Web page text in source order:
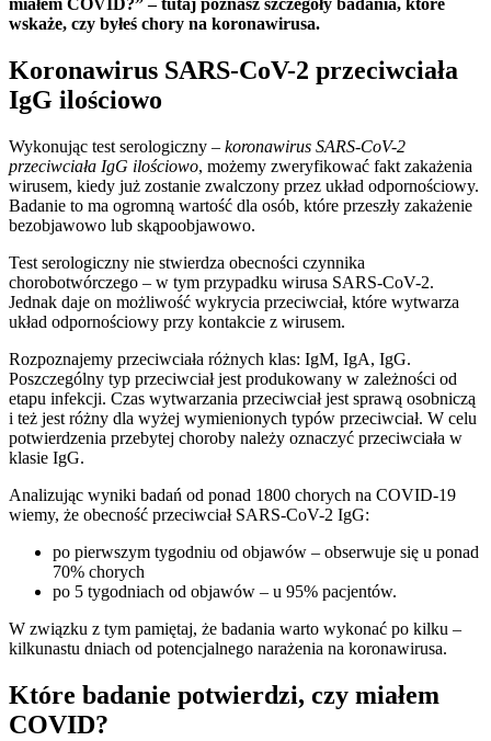
miałem COVID?” – tutaj poznasz szczegóły badania, które
wskaże, czy byłeś chory na koronawirusa.
Koronawirus SARS-CoV-2 przeciwciała
IgG ilościowo
Wykonując test serologiczny – koronawirus SARS-CoV-2
przeciwciała IgG ilościowo, możemy zweryfikować fakt zakażenia
wirusem, kiedy już zostanie zwalczony przez układ odpornościowy.
Badanie to ma ogromną wartość dla osób, które przeszły zakażenie
bezobjawowo lub skąpoobjawowo.
Test serologiczny nie stwierdza obecności czynnika
chorobotwórczego – w tym przypadku wirusa SARS-CoV-2.
Jednak daje on możliwość wykrycia przeciwciał, które wytwarza
układ odpornościowy przy kontakcie z wirusem.
Rozpoznajemy przeciwciała różnych klas: IgM, IgA, IgG.
Poszczególny typ przeciwciał jest produkowany w zależności od
etapu infekcji. Czas wytwarzania przeciwciał jest sprawą osobniczą
i też jest różny dla wyżej wymienionych typów przeciwciał. W celu
potwierdzenia przebytej choroby należy oznaczyć przeciwciała w
klasie IgG.
Analizując wyniki badań od ponad 1800 chorych na COVID-19
wiemy, że obecność przeciwciał SARS-CoV-2 IgG:
po pierwszym tygodniu od objawów – obserwuje się u ponad
70% chorych
po 5 tygodniach od objawów – u 95% pacjentów.
W związku z tym pamiętaj, że badania warto wykonać po kilku –
kilkunastu dniach od potencjalnego narażenia na koronawirusa.
Które badanie potwierdzi, czy miałem
COVID?